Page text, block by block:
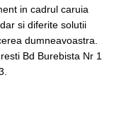
in cadrul caruia
si diferite solutii
dumneavoastra.
Bd Burebista Nr 1